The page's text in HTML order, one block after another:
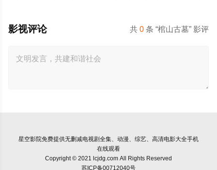
共0 条 “棺山古墓” 影评
影视评论
星空影院免费提供无删减电视剧全集、动漫、综艺、高清电影大全手机
在线观看
Copyright © 2021 lcjdg.com All Rights Reserved
苏ICP备00712040号